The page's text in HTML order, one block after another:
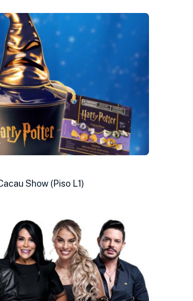
Show (Piso L1)